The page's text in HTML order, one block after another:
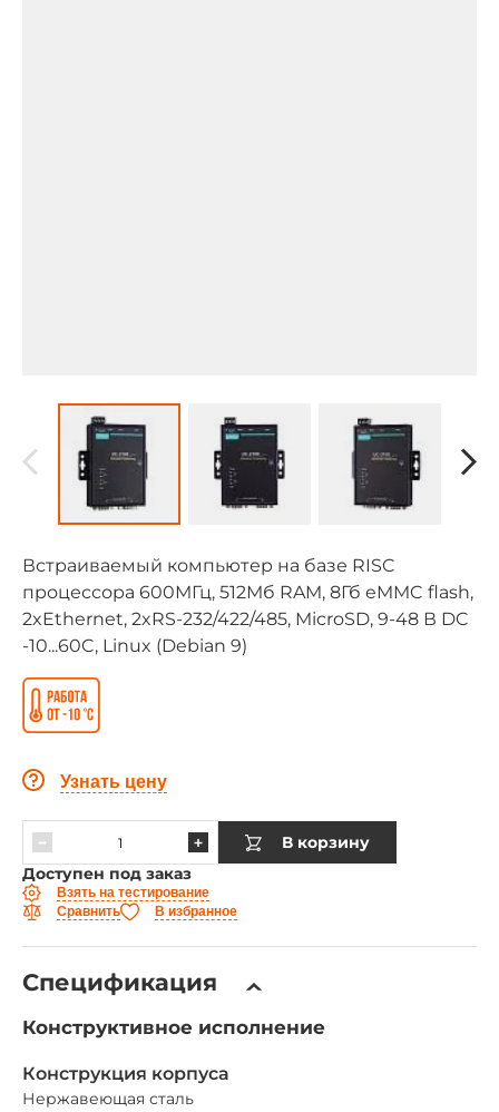
Встраиваемый компьютер на базе RISC
процессора 600МГц, 512Мб RAM, 8Гб eMMC flash,
2xEthernet, 2xRS-232/422/485, MicroSD, 9-48 В DC
-10...60C, Linux (Debian 9)
Узнать цену
В корзину
Доступен под заказ
Взять на тестирование
Сравнить
В избранное
Спецификация
Конструктивное исполнение
Конструкция корпуса
Нержавеющая сталь